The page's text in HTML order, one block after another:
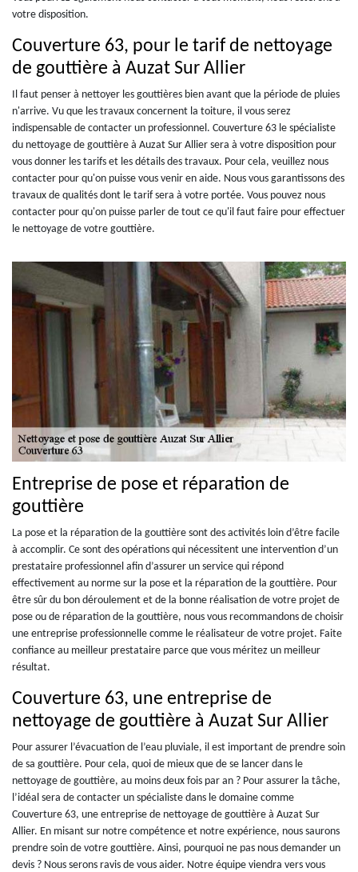
votre disposition.
Couverture 63, pour le tarif de nettoyage
de gouttière à Auzat Sur Allier
Il faut penser à nettoyer les gouttières bien avant que la période de pluies
n'arrive. Vu que les travaux concernent la toiture, il vous serez
indispensable de contacter un professionnel. Couverture 63 le spécialiste
du nettoyage de gouttière à Auzat Sur Allier sera à votre disposition pour
vous donner les tarifs et les détails des travaux. Pour cela, veuillez nous
contacter pour qu'on puisse vous venir en aide. Nous vous garantissons des
travaux de qualités dont le tarif sera à votre portée. Vous pouvez nous
contacter pour qu'on puisse parler de tout ce qu'il faut faire pour effectuer
le nettoyage de votre gouttière.
Entreprise de pose et réparation de
gouttière
La pose et la réparation de la gouttière sont des activités loin d’être facile
à accomplir. Ce sont des opérations qui nécessitent une intervention d’un
prestataire professionnel afin d’assurer un service qui répond
effectivement au norme sur la pose et la réparation de la gouttière. Pour
être sûr du bon déroulement et de la bonne réalisation de votre projet de
pose ou de réparation de la gouttière, nous vous recommandons de choisir
une entreprise professionnelle comme le réalisateur de votre projet. Faite
confiance au meilleur prestataire parce que vous méritez un meilleur
résultat.
Couverture 63, une entreprise de
nettoyage de gouttière à Auzat Sur Allier
Pour assurer l’évacuation de l’eau pluviale, il est important de prendre soin
de sa gouttière. Pour cela, quoi de mieux que de se lancer dans le
nettoyage de gouttière, au moins deux fois par an ? Pour assurer la tâche,
l’idéal sera de contacter un spécialiste dans le domaine comme
Couverture 63, une entreprise de nettoyage de gouttière à Auzat Sur
Allier. En misant sur notre compétence et notre expérience, nous saurons
prendre soin de votre gouttière. Ainsi, pourquoi ne pas nous demander un
devis ? Nous serons ravis de vous aider. Notre équipe viendra vers vous